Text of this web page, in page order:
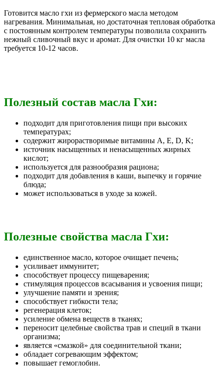
Готовится масло гхи из фермерского масла методом
нагревания. Минимальная, но достаточная тепловая обработка
с постоянным контролем температуры позволила сохранить
нежный сливочный вкус и аромат. Для очистки 10 кг масла
требуется 10-12 часов.
Полезный состав масла Гхи:
подходит для приготовления пищи при высоких
температурах;
содержит жирорастворимые витамины A, E, D, K;
источник насыщенных и ненасыщенных жирных
кислот;
используется для разнообразия рациона;
подходит для добавления в каши, выпечку и горячие
блюда;
может использоваться в уходе за кожей.
Полезные свойства масла Гхи:
единственное масло, которое очищает печень;
усиливает иммунитет;
способствует процессу пищеварения;
стимуляция процессов всасывания и усвоения пищи;
улучшение памяти и зрения;
способствует гибкости тела;
регенерация клеток;
усиление обмена веществ в тканях;
переносит целебные свойства трав и специй в ткани
организма;
является «смазкой» для соединительной ткани;
обладает согревающим эффектом;
повышает гемоглобин.